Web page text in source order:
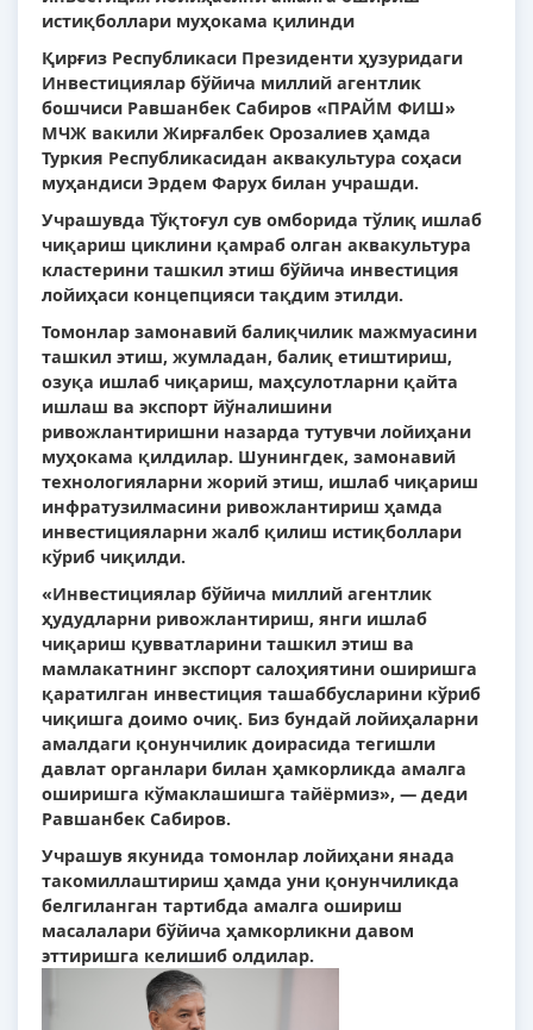
истиқболлари муҳокама қилинди
Қирғиз Республикаси Президенти ҳузуридаги
Инвестициялар бўйича миллий агентлик
бошчиси Равшанбек Сабиров «ПРАЙМ ФИШ»
МЧЖ вакили Жирғалбек Орозалиев ҳамда
Туркия Республикасидан аквакультура соҳаси
муҳандиси Эрдем Фарух билан учрашди.
Учрашувда Тўқтоғул сув омборида тўлиқ ишлаб
чиқариш циклини қамраб олган аквакультура
кластерини ташкил этиш бўйича инвестиция
лойиҳаси концепцияси тақдим этилди.
Томонлар замонавий балиқчилик мажмуасини
ташкил этиш, жумладан, балиқ етиштириш,
озуқа ишлаб чиқариш, маҳсулотларни қайта
ишлаш ва экспорт йўналишини
ривожлантиришни назарда тутувчи лойиҳани
муҳокама қилдилар. Шунингдек, замонавий
технологияларни жорий этиш, ишлаб чиқариш
инфратузилмасини ривожлантириш ҳамда
инвестицияларни жалб қилиш истиқболлари
кўриб чиқилди.
«Инвестициялар бўйича миллий агентлик
ҳудудларни ривожлантириш, янги ишлаб
чиқариш қувватларини ташкил этиш ва
мамлакатнинг экспорт салоҳиятини оширишга
қаратилган инвестиция ташаббусларини кўриб
чиқишга доимо очиқ. Биз бундай лойиҳаларни
амалдаги қонунчилик доирасида тегишли
давлат органлари билан ҳамкорликда амалга
оширишга кўмаклашишга тайёрмиз», — деди
Равшанбек Сабиров.
Учрашув якунида томонлар лойиҳани янада
такомиллаштириш ҳамда уни қонунчиликда
белгиланган тартибда амалга ошириш
масалалари бўйича ҳамкорликни давом
эттиришга келишиб олдилар.